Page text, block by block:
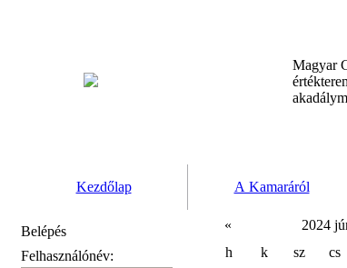
Magyar
Kezdőlap A Kamaráról
Belépés
Felhasználónév:
« 2024
h
k sz cs